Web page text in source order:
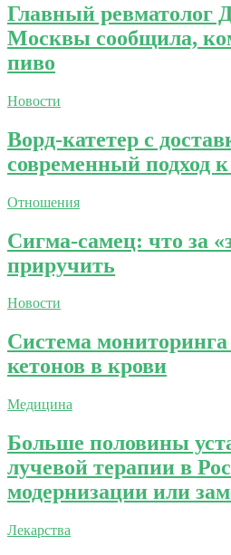
Главный ревматолог
Москвы сообщила,
пиво
Новости
Ворд-катетер c
современный подход
Отношения
Сигма-самец: что за
приручить
Новости
Система
кетонов в крови
Медицина
Больше половины
лучевой терапии в
модернизации или
Лекарства